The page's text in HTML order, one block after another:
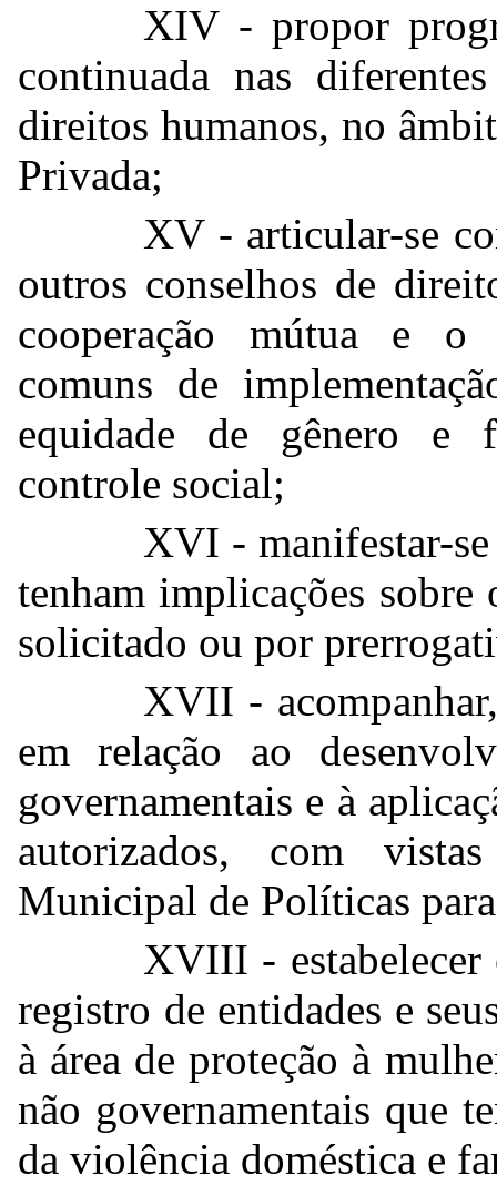
XIV - propor
continuada nas
direitos humanos, no
Privada;
XV - articular-se
outros conselhos de
cooperação mútua e o
comuns de
equidade de gênero e
controle social;
XVI - manifestar-
tenham implicações sobre
solicitado ou por
XVII -
em relação ao
governamentais e à
autorizados, com
Municipal de Políticas
XVIII - estabelecer
registro de entidades e
à área de proteção à
não governamentais que
da violência doméstica e